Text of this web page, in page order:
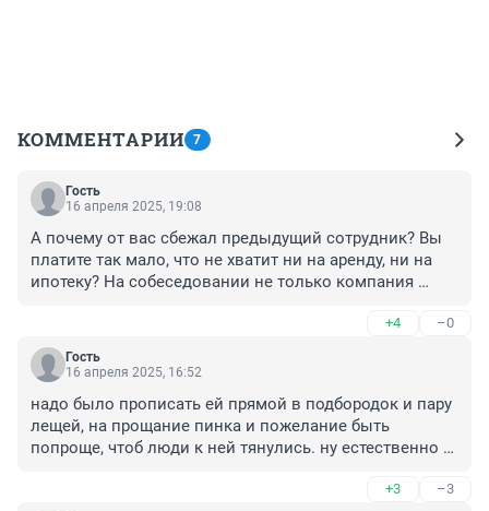
КОММЕНТАРИИ 7
Гость
16 апреля 2025, 19:08
А почему от вас сбежал предыдущий сотрудник? Вы
платите так мало, что не хватит ни на аренду, ни на
ипотеку? На собеседовании не только компания
компанию. Сходила помыть руки. Может, у вас
разруха в клозете? Это же огромный показатель
уровня компании. Весь день сидеть в некомфортном
+4 –0
Гость
16 апреля 2025, 16:52
надо было прописать ей прямой в подбородок и пару
лещей, на прощание пинка и пожелание быть
попроще, чтоб люди к ней тянулись. ну естественно
+3 –3